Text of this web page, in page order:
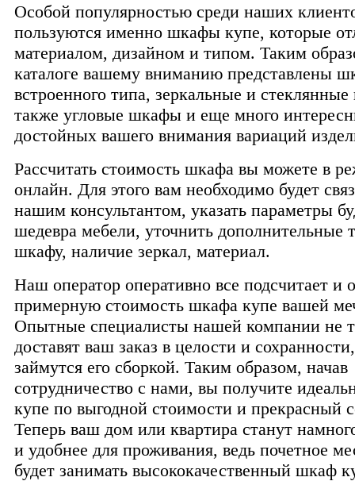
Особой популярностью среди наших
пользуются именно шкафы купе, которые
материалом, дизайном и типом. Таким
каталоге вашему вниманию представлены
встроенного типа, зеркальные и
также угловые шкафы и еще много
достойных вашего внимания вариаций
Рассчитать стоимость шкафа вы можете в
онлайн. Для этого вам необходимо будет
нашим консультантом, указать параметры
шедевра мебели, уточнить дополнительные
шкафу, наличие зеркал, материал.
Наш оператор оперативно все подсчитает и
примерную стоимость шкафа купе вашей
Опытные специалисты нашей компании не
доставят ваш заказ в целости и
займутся его сборкой. Таким образом, начав
сотрудничество с нами, вы получите
купе по выгодной стоимости и прекрасный
Теперь ваш дом или квартира станут
и удобнее для проживания, ведь почетное
будет занимать высококачественный шкаф